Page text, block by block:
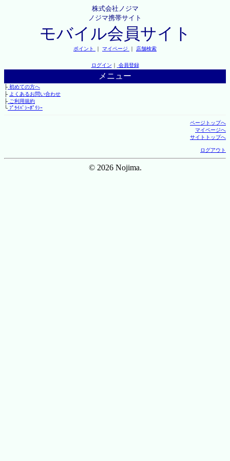
株式会社ノジマ
ノジマ携帯サイト
モバイル会員サイト
ポイント ｜ マイページ ｜ 店舗検索
ログイン ｜ 会員登録
メニュー
├初めての方へ
├ よくあるお問い合わせ
├ご利用規約
└ﾌﾟﾗｲﾊﾞｼｰﾎﾟﾘｼｰ
ページトップへ
マイページへ
サイトトップへ
ログアウト
© 2026 Nojima.